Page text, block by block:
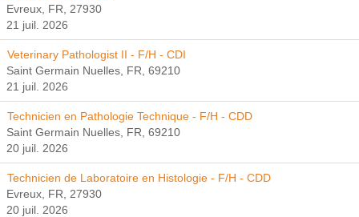
Evreux, FR, 27930
21 juil. 2026
Veterinary Pathologist II - F/H - CDI
Saint Germain Nuelles, FR, 69210
21 juil. 2026
Technicien en Pathologie Technique - F/H - CDD
Saint Germain Nuelles, FR, 69210
20 juil. 2026
Technicien de Laboratoire en Histologie - F/H - CDD
Evreux, FR, 27930
20 juil. 2026